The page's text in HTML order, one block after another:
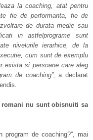
la coaching, atat pentru
fie de performanta, fie de
de durata medie sau
in astfelprograme sunt
nivelurile ierarhice, de la
cum sunt de exemplu
exista si persoane care aleg
de coaching”, a declarat
.
nu sunt obisnuiti sa
program de coaching?”, mai